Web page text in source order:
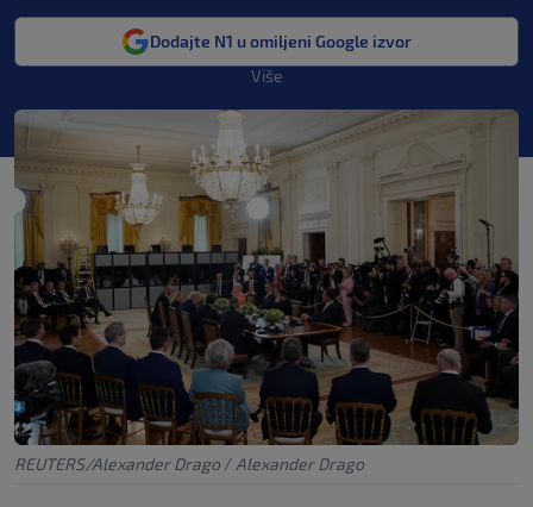
Dodajte N1 u omiljeni Google izvor
Više
REUTERS/Alexander Drago / Alexander Drago